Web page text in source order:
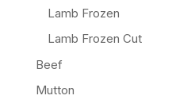
Lamb Frozen
Lamb Frozen Cut
Beef
Mutton